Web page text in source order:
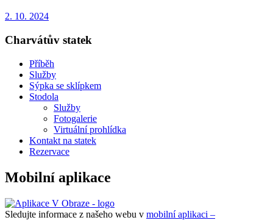
2. 10. 2024
Charvátův statek
Příběh
Služby
Sýpka se sklípkem
Stodola
Služby
Fotogalerie
Virtuální prohlídka
Kontakt na statek
Rezervace
Mobilní aplikace
Sledujte informace z našeho webu v mobilní aplikaci –